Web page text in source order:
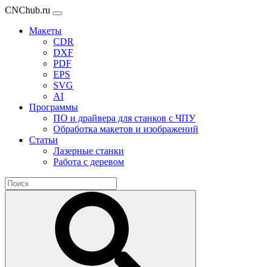
CNChub.ru
Макеты
CDR
DXF
PDF
EPS
SVG
AI
Программы
ПО и драйвера для станков с ЧПУ
Обработка макетов и изображений
Статьи
Лазерные станки
Работа с деревом